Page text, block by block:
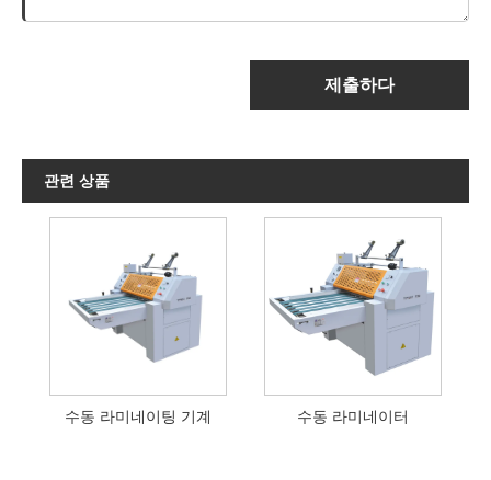
제출하다
관련 상품
수동 라미네이팅 기계 수동 라미네이터